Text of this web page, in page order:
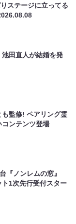
ステージに立ってる
池田直人が結婚を発
監修! ペアリング霊
ンテンツ登場
『ノンレムの窓』
1次先行受付スター